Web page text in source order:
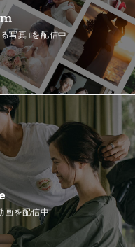
写真」を配信中
画を配信中